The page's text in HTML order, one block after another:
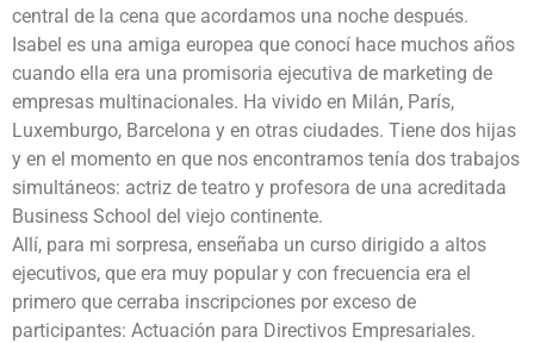
central de la cena que acordamos una noche después.
Isabel es una amiga europea que conocí hace muchos años
cuando ella era una promisoria ejecutiva de marketing de
empresas multinacionales. Ha vivido en Milán, París,
Luxemburgo, Barcelona y en otras ciudades. Tiene dos hijas
y en el momento en que nos encontramos tenía dos trabajos
simultáneos: actriz de teatro y profesora de una acreditada
Business School del viejo continente.
Allí, para mi sorpresa, enseñaba un curso dirigido a altos
ejecutivos, que era muy popular y con frecuencia era el
primero que cerraba inscripciones por exceso de
participantes: Actuación para Directivos Empresariales.